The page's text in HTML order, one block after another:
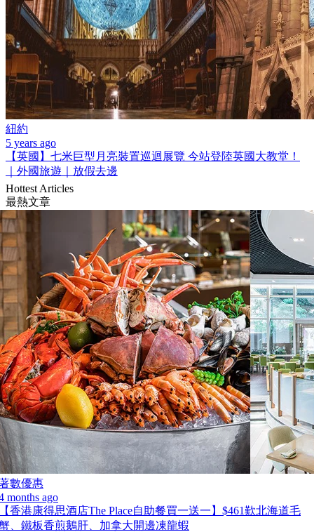
紐約
5 years ago
【英國】七米巨型月亮裝置巡迴展覽 今站登陸英國大教堂！
｜外國旅遊｜放假去邊
Hottest Articles
最熱文章
數優惠
months ago
香港康得思酒店The Place自助餐買一送一】$461歎北海道毛
、鐵板香煎鵝肝、加拿大開邊凍龍蝦